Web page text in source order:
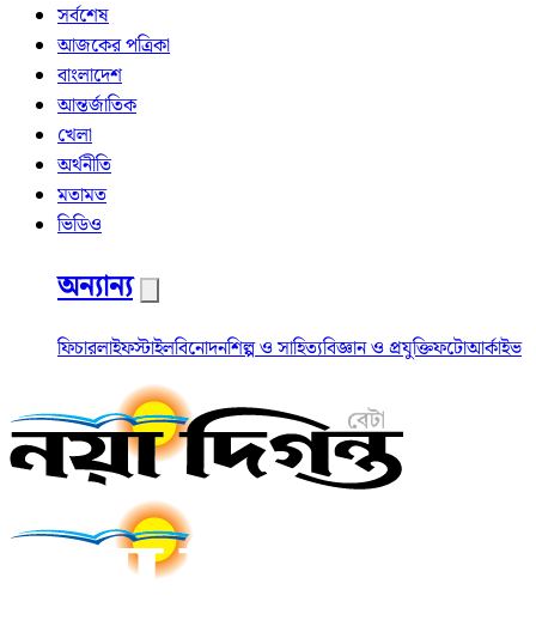
সর্বশেষ
আজকের পত্রিকা
বাংলাদেশ
আন্তর্জাতিক
খেলা
অর্থনীতি
মতামত
ভিডিও
অন্যান্য
ফিচারলাইফস্টাইলবিনোদনশিল্প ও সাহিত্যবিজ্ঞান ও প্রযুক্তিফটোআর্কাইভ